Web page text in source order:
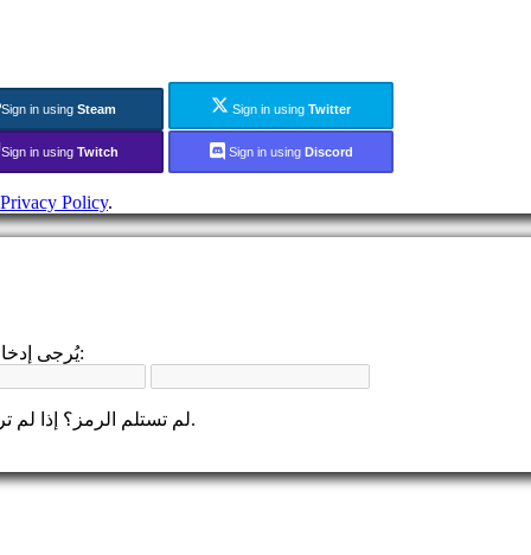
Sign in using Steam Sign in using Twitter
Sign in using Twitch Sign in using Discord
Privacy Policy.
يُرجى إدخال رمز التحقق المكون من 4 أرقام الذي أرسلناه عبر البريد الإلكتروني:
لم تستلم الرمز؟ إذا لم تر البريد الإلكتروني، يرجى التحقق من مجلد الرسائل غير المرغوب فيها.